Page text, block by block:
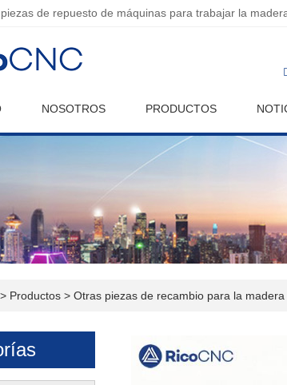
de repuesto de máquinas para trabajar la
NOSOTROS PRODUCTOS
> Productos > Otras piezas de recambio para la madera